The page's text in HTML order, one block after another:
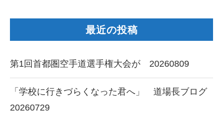
最近の投稿
第1回首都圏空手道選手権大会が 20260809
「学校に行きづらくなった君へ」 道場長ブログ
20260729